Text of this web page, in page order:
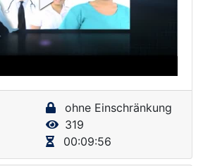
P
l
V
i
d
ohne Einschränkung
319
00:09:56